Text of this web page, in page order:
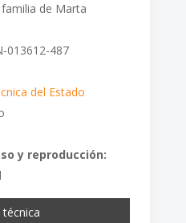
de Marta
013612-487
del Estado
y reproducción:
técnica